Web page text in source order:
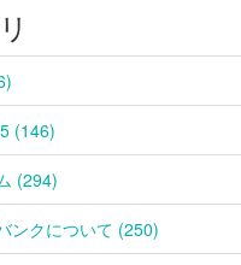
(146)
(294)
ンクについて (250)